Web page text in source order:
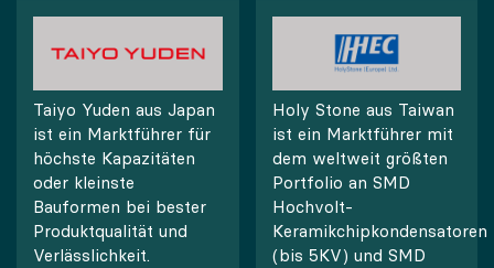
Taiyo Yuden aus Japan
ist ein Marktführer für
höchste Kapazitäten
oder kleinste
Bauformen bei bester
Produktqualität und
Verlässlichkeit.
Holy Stone aus Taiwan
ist ein Marktführer mit
dem weltweit größten
Portfolio an SMD
Hochvolt-
Keramikchipkondensatoren
(bis 5KV) und SMD